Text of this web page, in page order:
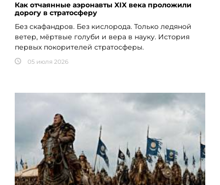
Как отчаянные аэронавты XIX века проложили
дорогу в стратосферу
Без скафандров. Без кислорода. Только ледяной
ветер, мёртвые голуби и вера в науку. История
первых покорителей стратосферы.
05 июля 2026